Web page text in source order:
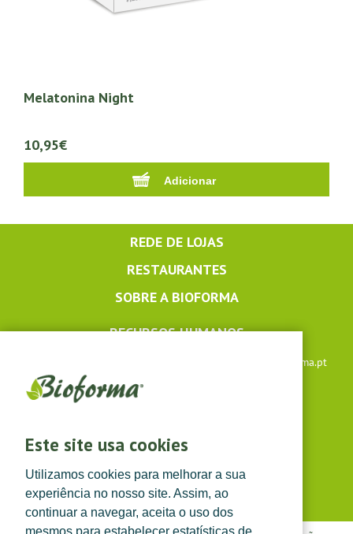
Este site usa cookies
Utilizamos cookies para melhorar a sua
experiência no nosso site. Assim, ao
continuar a navegar, aceita o uso dos
mesmos para estabelecer estatísticas de
Melatonina Night
10,95€
REDE DE LOJAS
RESTAURANTES
SOBRE A BIOFORMA
RECURSOS HUMANOS
lojaonline@bioforma.pt
(dias úteis das 8h30 às 13h e das 14h às 17h30)